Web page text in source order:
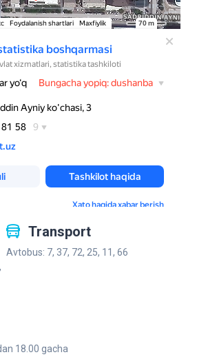
Transport
Avtobus: 7, 37, 72, 25, 11, 66
18.00 gacha